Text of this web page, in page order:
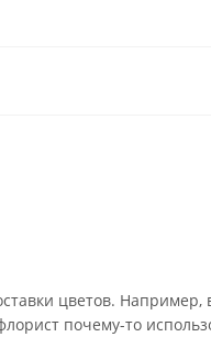
цветов. Например,
почему-то